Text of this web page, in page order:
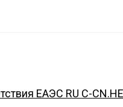
ЕАЭС RU C-